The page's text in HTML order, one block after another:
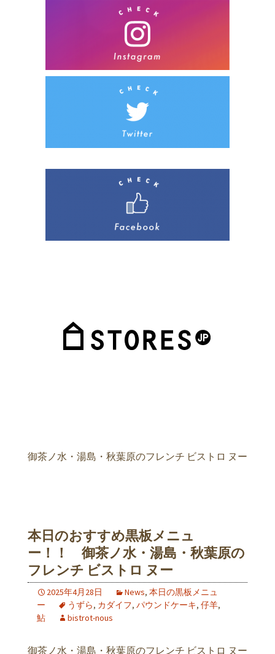
御茶ノ水・湯島・秋葉原のフレンチ ビストロ ヌー
本日のおすすめ黒板メニュ
ー！！ 御茶ノ水・湯島・秋葉原の
フレンチ ビストロ ヌー
2025年4月28日 News, 本日の黒板メニュ
ー
うずら, カダイフ, パウンドケーキ, 仔羊,
鮎
bistrot-nous
御茶ノ水・湯島・秋葉原のフレンチ ビストロ ヌー